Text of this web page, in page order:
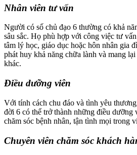
Nhân viên tư vấn
Người có số chủ đạo 6 thường có khả
sâu sắc. Họ phù hợp với công việc tư
tâm lý học, giáo dục hoặc hôn nhân gia
phát huy khả năng chữa lành và mang
khác.
Điều dưỡng viên
Với tính cách chu đáo và tình yêu
đời 6 có thể trở thành những điều dưỡng
chăm sóc bệnh nhân, tận tình mọi trong
Chuyên viên chăm sóc khách